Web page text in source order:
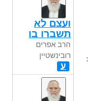
ועצם לא
תשברו בו
הרב אפרים
רובינשטיין
ע